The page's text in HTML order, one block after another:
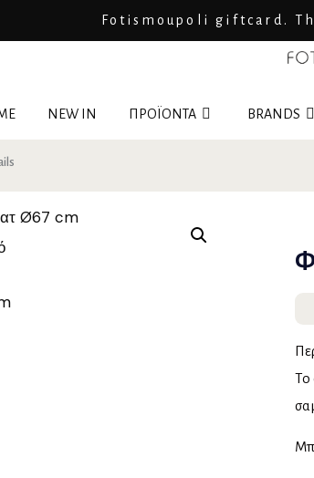
Fotismoupoli giftcard.
NEW IN ΠΡΟΪΟΝΤΑ BRANDS
Το